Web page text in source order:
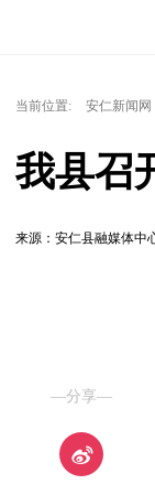
当前位置: 安仁新闻网
我县召
来源：安仁县融媒体中
—分享—